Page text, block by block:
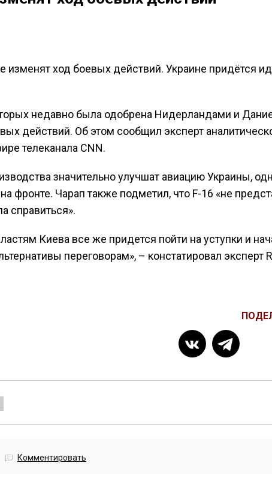
изменят ход боевых действий. Украине придётся
недавно была одобрена Нидерландами и
действий. Об этом сообщил эксперт
телеканала CNN.
значительно улучшат авиацию Украины,
фронте. Чарап также подметил, что F-16 «не
справиться».
Киева все же придется пойти на уступки и
переговорам», – констатировал эксперт
Комментировать